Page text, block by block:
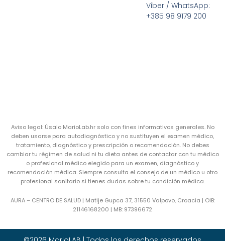
Viber / WhatsApp:
+385 98 9179 200
Aviso legal: Úsalo MarioLab.hr solo con fines informativos generales. No
deben usarse para autodiagnóstico y no sustituyen el examen médico,
tratamiento, diagnóstico y prescripción o recomendación. No debes
cambiar tu régimen de salud ni tu dieta antes de contactar con tu médico
o profesional médico elegido para un examen, diagnóstico y
recomendación médica. Siempre consulta el consejo de un médico u otro
profesional sanitario si tienes dudas sobre tu condición médica.
AURA – CENTRO DE SALUD | Matije Gupca 37, 31550 Valpovo, Croacia | OIB:
21146168200 | MB: 97396672